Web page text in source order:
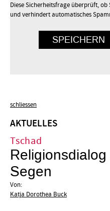
Diese Sicherheitsfrage überprüft,
und verhindert automatisches
schliessen
AKTUELLES
Tschad
Segen
Von:
Katja Dorothea Buck